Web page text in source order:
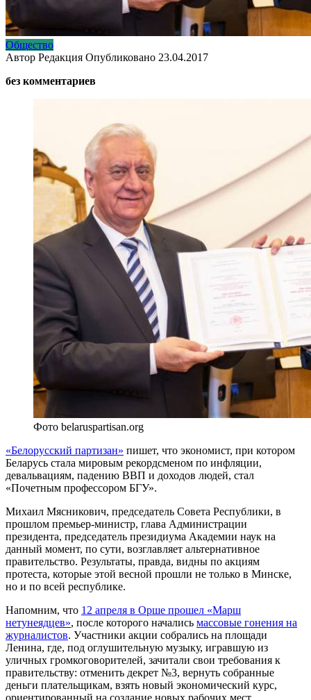
Общество
Автор Редакция Опубликовано 23.04.2017
без комментариев
Фото belaruspartisan.org
«Белорусский партизан» пишет, что экономист, при котором
Беларусь стала мировым рекордсменом по инфляции,
девальвациям, падению ВВП и доходов людей, стал
«Почетным профессором БГУ».
Михаил Мясникович, председатель Совета Республики, в
прошлом премьер-министр, глава Администрации
президента, председатель президиума Академии наук на
данный момент, по сути, возглавляет альтернативное
правительство. Результаты, правда, видны по акциям
протеста, которые этой весной прошли не только в Минске,
но и по всей республике.
Напомним, что 12 апреля в Орше прошел «Марш
нетунеядцев», после которого начались массовые гонения на
журналистов. Участники акции собрались на площади
Ленина, где, под оглушительную музыку, игравшую из
уличных громкоговорителей, зачитали свои требования к
правительству: отменить декрет №3, вернуть собранные
деньги плательщикам, взять новый экономический курс,
ориентированный на создание новых рабочих мест,